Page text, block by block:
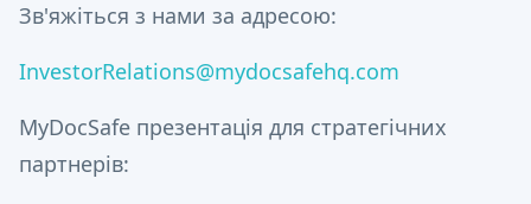
Зв'яжіться з нами за адресою:
InvestorRelations@mydocsafehq.com
MyDocSafe презентація для стратегічних
партнерів: